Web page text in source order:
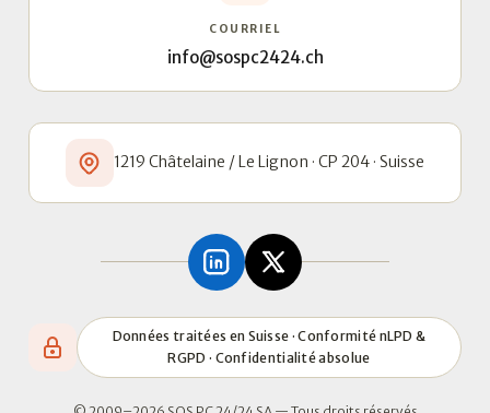
COURRIEL
info@sospc2424.ch
1219 Châtelaine / Le Lignon · CP 204 · Suisse
Données traitées en Suisse · Conformité nLPD &
RGPD · Confidentialité absolue